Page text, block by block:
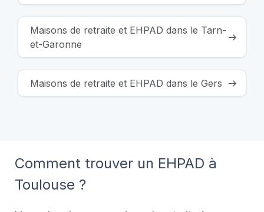
Maisons de retraite et EHPAD dans le Tarn-
et-Garonne
Maisons de retraite et EHPAD dans le Gers
Comment trouver un EHPAD à
Toulouse ?